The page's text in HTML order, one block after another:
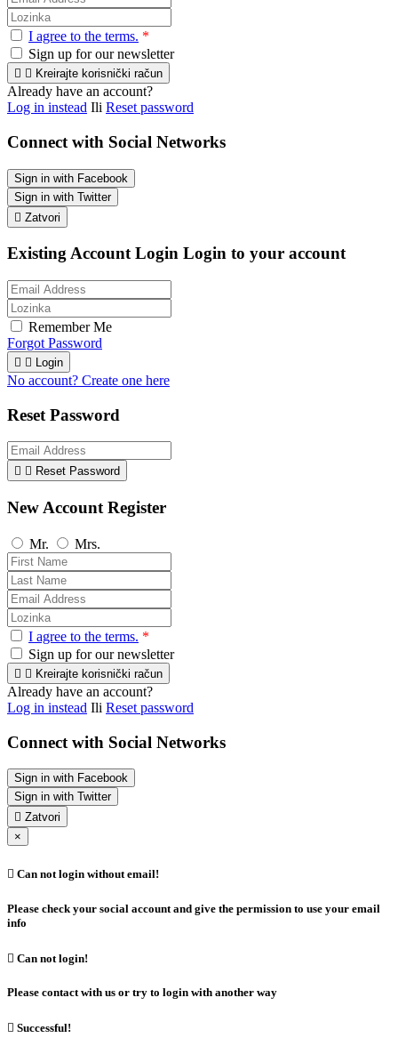
I agree to the terms. *
Sign up for our newsletter
  Kreirajte korisnički račun
Already have an account?
Log in instead Ili Reset password
Connect with Social Networks
Sign in with Facebook
Sign in with Twitter
 Zatvori
Existing Account Login Login to your account
Remember Me
Forgot Password
  Login
No account? Create one here
Reset Password
  Reset Password
New Account Register
Mr. Mrs.
I agree to the terms. *
Sign up for our newsletter
  Kreirajte korisnički račun
Already have an account?
Log in instead Ili Reset password
Connect with Social Networks
Sign in with Facebook
Sign in with Twitter
 Zatvori
×
 Can not login without email!
Please check your social account and give the permission to use your email
info
 Can not login!
Please contact with us or try to login with another way
 Successful!